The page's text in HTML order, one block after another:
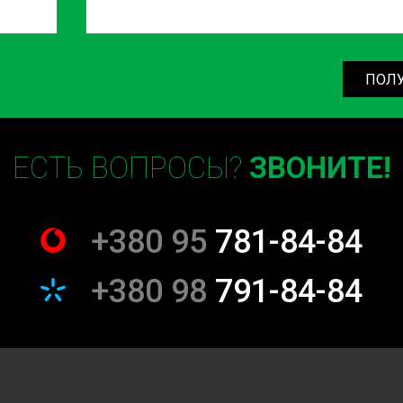
ЕСТЬ ВОПРОСЫ? ЗВОНИТЕ!
+380 95 781-84-84
+380 98 791-84-84